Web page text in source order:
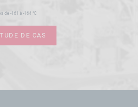
de -161 à -164 °C
DE CAS